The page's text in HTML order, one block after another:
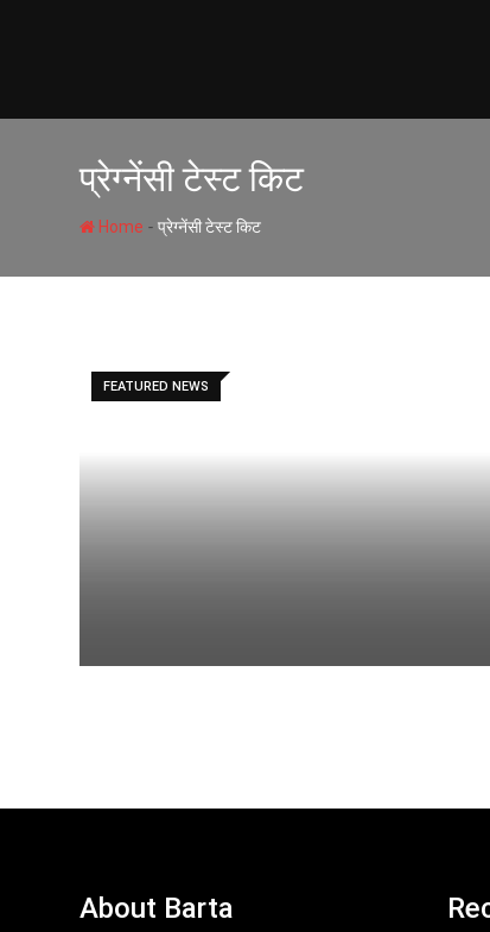
प्रेग्नेंसी टेस्ट किट
Home - प्रेग्नेंसी टेस्ट किट
FEATURED NEWS
About Barta